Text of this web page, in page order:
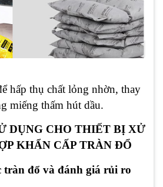
hấp thụ chất lỏng nhờn, thay
miếng thấm hút dầu.
DỤNG CHO THIẾT BỊ XỬ
KHẨN CẤP TRÀN ĐỔ
tràn đổ và đánh giá rủi ro